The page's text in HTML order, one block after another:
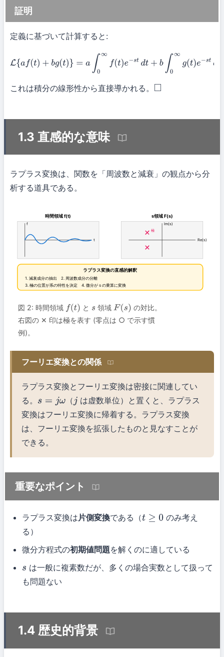
証明
定義に基づいて計算すると:
L{ a f( t)+b ( }=a∫0∞ e s +b∫0∞g(t e− st dt a t)}+bL{g
これは積分の線形性から直接導かれる。 ◻
1.3 直感的な意味
ラプラス変換は、関数を「周波数と減衰」の観点から分
析する道具である。
時間領域 f(t)
t
f
s領域 F(s)
Re(s)
Im(s)
極
ラプラス変換の直感的解釈
1. 減衰成分の抽出 2. 周波数成分の分離
3. 極の位置が系の特性を決定 4. 微分が s の乗算に変換
図 2: 時間領域 f(t) と s 領域 F( s)
の対比。
右図の ✕ 印は極を表す (零点は ○ で示す慣
例)。
フーリエ変換との関係
ラプラス変換とフーリエ変換は密接に関連してい
る。 s=jω （j は虚数単位）と置くと、ラプラス
変換はフーリエ変換に帰着する。ラプラス変換
は、フーリエ変換を拡張したものと見なすことが
できる。
重要なポイント
ラプラス変換は 片側変換である（t≥0
のみ考え
る）
微分方程式の初期値問題を解くのに適している
s は一般に複素数だが、多くの場合実数として扱って
も問題ない
1.4 歴史的背景